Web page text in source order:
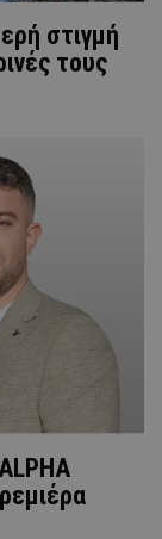
στιγμή
τους